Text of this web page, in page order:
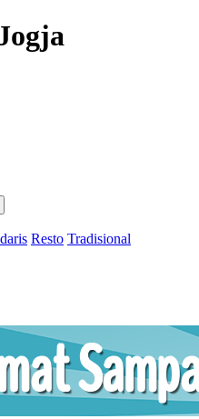
Resto Tradisional